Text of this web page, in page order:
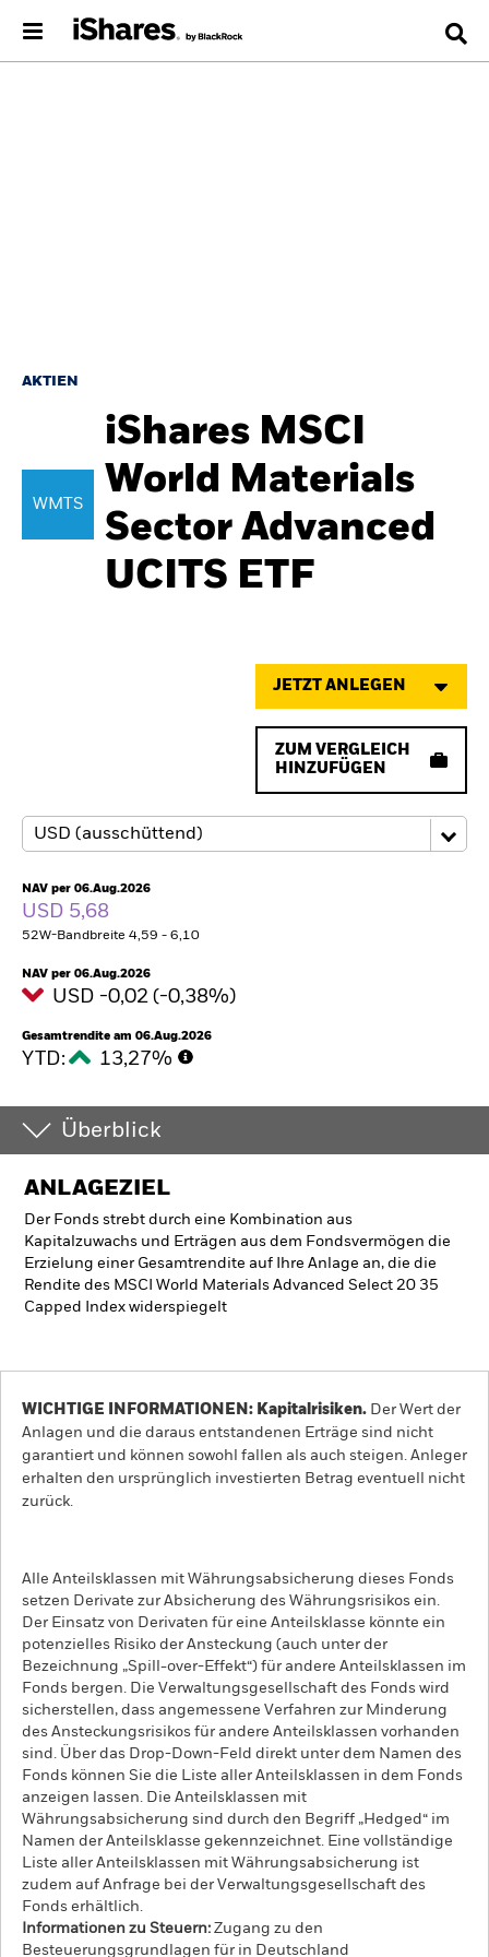
AKTIEN
WMTS
iShares MSCI
World Materials
Sector Advanced
UCITS ETF
JETZT ANLEGEN
ZUM VERGLEICH
HINZUFÜGEN
NAV per 06.Aug.2026
USD 5,68
52W-Bandbreite 4,59 - 6,10
NAV per 06.Aug.2026
USD -0,02 (-0,38%)
Gesamtrendite am 06.Aug.2026
YTD: 13,27%
Überblick
ANLAGEZIEL
Der Fonds strebt durch eine Kombination aus
Kapitalzuwachs und Erträgen aus dem Fondsvermögen die
Erzielung einer Gesamtrendite auf Ihre Anlage an, die die
Rendite des MSCI World Materials Advanced Select 20 35
Capped Index widerspiegelt
WICHTIGE INFORMATIONEN: Kapitalrisiken. Der Wert der
Anlagen und die daraus entstandenen Erträge sind nicht
garantiert und können sowohl fallen als auch steigen. Anleger
erhalten den ursprünglich investierten Betrag eventuell nicht
zurück.
Alle Anteilsklassen mit Währungsabsicherung dieses Fonds
setzen Derivate zur Absicherung des Währungsrisikos ein.
Der Einsatz von Derivaten für eine Anteilsklasse könnte ein
potenzielles Risiko der Ansteckung (auch unter der
Bezeichnung „Spill-over-Effekt“) für andere Anteilsklassen im
Fonds bergen. Die Verwaltungsgesellschaft des Fonds wird
sicherstellen, dass angemessene Verfahren zur Minderung
des Ansteckungsrisikos für andere Anteilsklassen vorhanden
sind. Über das Drop-Down-Feld direkt unter dem Namen des
Fonds können Sie die Liste aller Anteilsklassen in dem Fonds
anzeigen lassen. Die Anteilsklassen mit
Währungsabsicherung sind durch den Begriff „Hedged“ im
Namen der Anteilsklasse gekennzeichnet. Eine vollständige
Liste aller Anteilsklassen mit Währungsabsicherung ist
zudem auf Anfrage bei der Verwaltungsgesellschaft des
Fonds erhältlich.
Informationen zu Steuern: Zugang zu den
Besteuerungsgrundlagen für in Deutschland